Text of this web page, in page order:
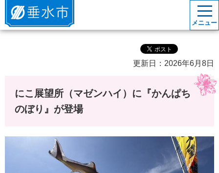
垂水市
メニュー
更新日：2026年6月8日
にこ展望所（マゼンハイ）に『かんぱち
のぼり』が登場